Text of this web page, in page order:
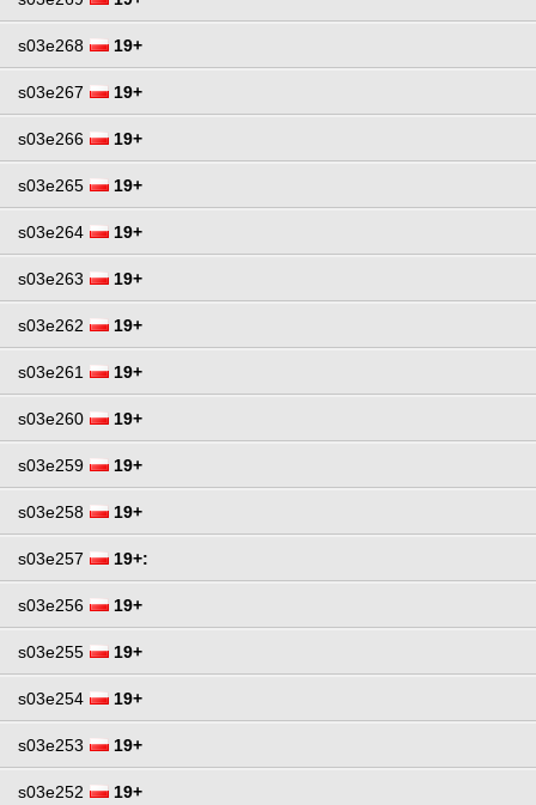
s03e268 19+
s03e267 19+
s03e266 19+
s03e265 19+
s03e264 19+
s03e263 19+
s03e262 19+
s03e261 19+
s03e260 19+
s03e259 19+
s03e258 19+
s03e257 19+:
s03e256 19+
s03e255 19+
s03e254 19+
s03e253 19+
s03e252 19+